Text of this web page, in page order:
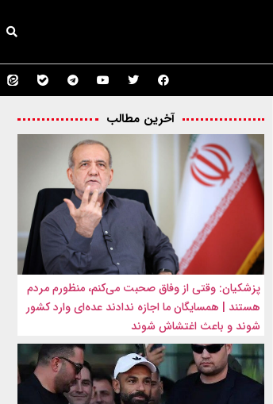
آخرین مطالب
پزشکیان: وقتی از وفاق صحبت می‌کنم، منظورم مردم
هستند | همسایگان ما اجازه ندادند عده‌ای وارد کشور
شوند و باعث اغتشاش شوند